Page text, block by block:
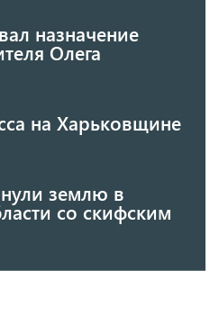
назначение
Олега
на Харьковщине
землю в
со скифским